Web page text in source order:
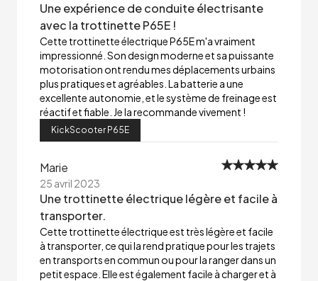
Une expérience de conduite électrisante
avec la trottinette P65E !
Cette trottinette électrique P65E m'a vraiment
impressionné. Son design moderne et sa puissante
motorisation ont rendu mes déplacements urbains
plus pratiques et agréables. La batterie a une
excellente autonomie, et le système de freinage est
réactif et fiable. Je la recommande vivement !
KickScooter P65E
Marie
25 avril 2023
Une trottinette électrique légère et facile à
transporter.
Cette trottinette électrique est très légère et facile
à transporter, ce qui la rend pratique pour les trajets
en transports en commun ou pour la ranger dans un
petit espace. Elle est également facile à charger et à